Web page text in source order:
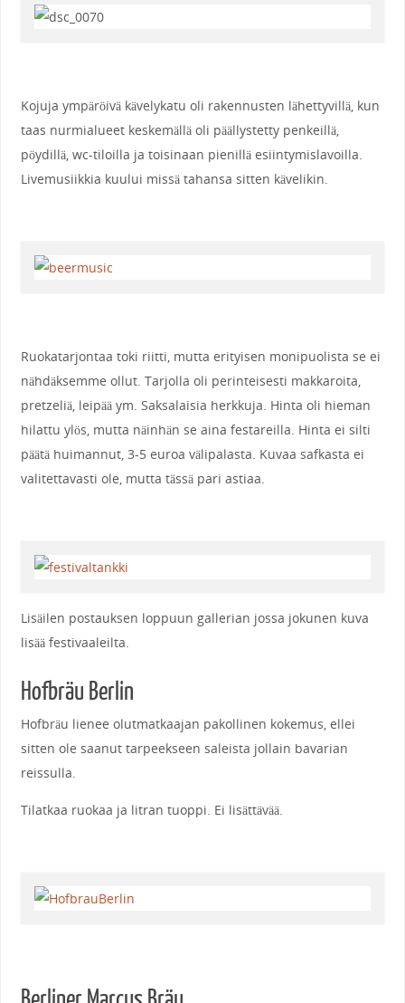
Kojuja ympäröivä kävelykatu oli rakennusten lähettyvillä, kun
taas nurmialueet keskemällä oli päällystetty penkeillä,
pöydillä, wc-tiloilla ja toisinaan pienillä esiintymislavoilla.
Livemusiikkia kuului missä tahansa sitten kävelikin.
Ruokatarjontaa toki riitti, mutta erityisen monipuolista se ei
nähdäksemme ollut. Tarjolla oli perinteisesti makkaroita,
pretzeliä, leipää ym. Saksalaisia herkkuja. Hinta oli hieman
hilattu ylös, mutta näinhän se aina festareilla. Hinta ei silti
päätä huimannut, 3-5 euroa välipalasta. Kuvaa safkasta ei
valitettavasti ole, mutta tässä pari astiaa.
Lisäilen postauksen loppuun gallerian jossa jokunen kuva
lisää festivaaleilta.
Hofbräu Berlin
Hofbräu lienee olutmatkaajan pakollinen kokemus, ellei
sitten ole saanut tarpeekseen saleista jollain bavarian
reissulla.
Tilatkaa ruokaa ja litran tuoppi. Ei lisättävää.